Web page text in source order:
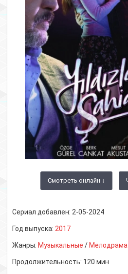
Смотреть онлайн ↓
Сериал добавлен: 2-05-2024
Год выпуска: 2017
Жанры: Музыкальные / Мелодрама
Продолжительность: 120 мин